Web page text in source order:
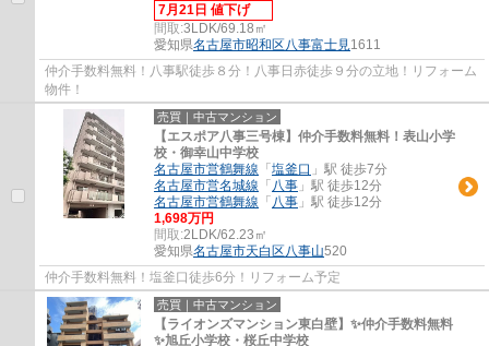
7月21日 値下げ
間取:3LDK/69.18㎡
愛知県名古屋市昭和区八事富士見1611
仲介手数料無料！八事駅徒歩８分！八事日赤徒歩９分の立地！リフォーム
物件！
売買｜中古マンション
【エスポア八事三号棟】仲介手数料無料！表山小学
校・御幸山中学校
名古屋市営鶴舞線 「 塩釜口 」駅 徒歩7分
名古屋市営名城線 「 八事 」駅 徒歩12分
名古屋市営鶴舞線 「 八事 」駅 徒歩12分
1,698万円
間取:2LDK/62.23㎡
愛知県名古屋市天白区八事山520
仲介手数料無料！塩釜口徒歩6分！リフォーム予定
売買｜中古マンション
【ライオンズマンション東白壁】✨️仲介手数料無料
✨️旭丘小学校・桜丘中学校